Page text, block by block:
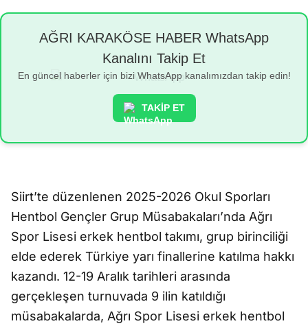
AĞRI KARAKÖSE HABER WhatsApp
Kanalını Takip Et
En güncel haberler için bizi WhatsApp kanalımızdan takip edin!
TAKİP ET
Siirt’te düzenlenen 2025-2026 Okul Sporları
Hentbol Gençler Grup Müsabakaları’nda Ağrı
Spor Lisesi erkek hentbol takımı, grup birinciliği
elde ederek Türkiye yarı finallerine katılma hakkı
kazandı. 12-19 Aralık tarihleri arasında
gerçekleşen turnuvada 9 ilin katıldığı
müsabakalarda, Ağrı Spor Lisesi erkek hentbol